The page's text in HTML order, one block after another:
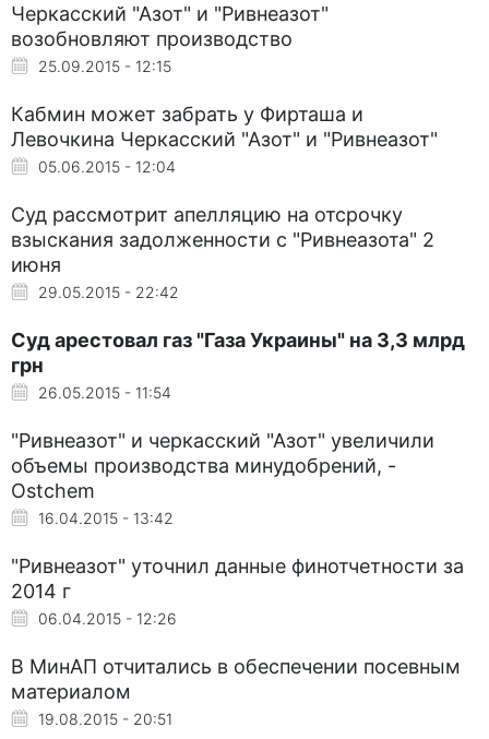
Черкасский "Азот" и "Ривнеазот"
возобновляют производство
25.09.2015 - 12:15
Кабмин может забрать у Фирташа и
Левочкина Черкасский "Азот" и "Ривнеазот"
05.06.2015 - 12:04
Суд рассмотрит апелляцию на отсрочку
взыскания задолженности с "Ривнеазота" 2
июня
29.05.2015 - 22:42
Суд арестовал газ "Газа Украины" на 3,3 млрд
грн
26.05.2015 - 11:54
"Ривнеазот" и черкасский "Азот" увеличили
объемы производства минудобрений, -
Ostchem
16.04.2015 - 13:42
"Ривнеазот" уточнил данные финотчетности за
2014 г
06.04.2015 - 12:26
В МинАП отчитались в обеспечении посевным
материалом
19.08.2015 - 20:51